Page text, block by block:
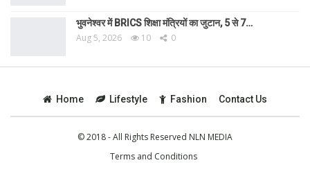
भुवनेश्वर में BRICS शिक्षा मंत्रियों का जुटान, 5 से 7…
Aug 5, 2026 10 0
Home Lifestyle Fashion Contact Us
© 2018 - All Rights Reserved NLN MEDIA
Terms and Conditions